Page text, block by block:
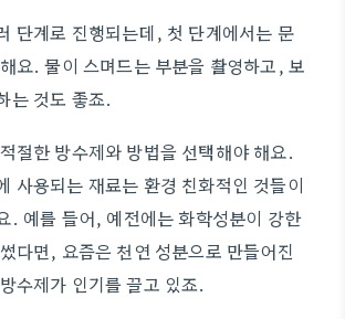
단계로 진행되는데, 첫 단계에서는 문
요. 물이 스며드는 부분을 촬영하고, 보
는 것도 좋죠.
절한 방수제와 방법을 선택해야 해요.
사용되는 재료는 환경 친화적인 것들이
. 예를 들어, 예전에는 화학성분이 강한
다면, 요즘은 천연 성분으로 만들어진
수제가 인기를 끌고 있죠.